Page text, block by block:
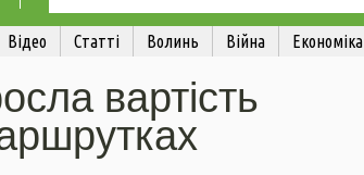
Відео Статті Волинь Війна Економіка
вартість